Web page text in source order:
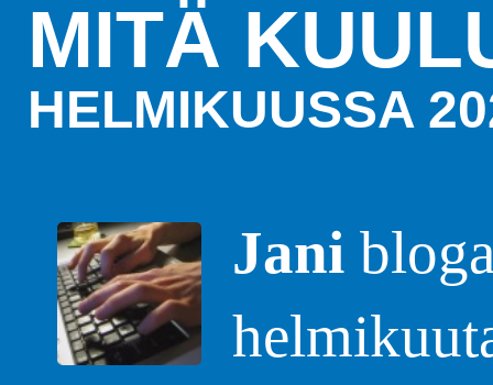
MITÄ
HELMIKUUSSA
Jani